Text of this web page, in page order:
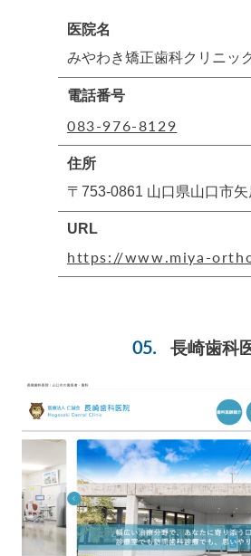
医院名
みやわき矯正歯科クリニッ
電話番号
083-976-8129
住所
〒753-0861 山口県山口市
URL
https://www.miya-
長崎歯科